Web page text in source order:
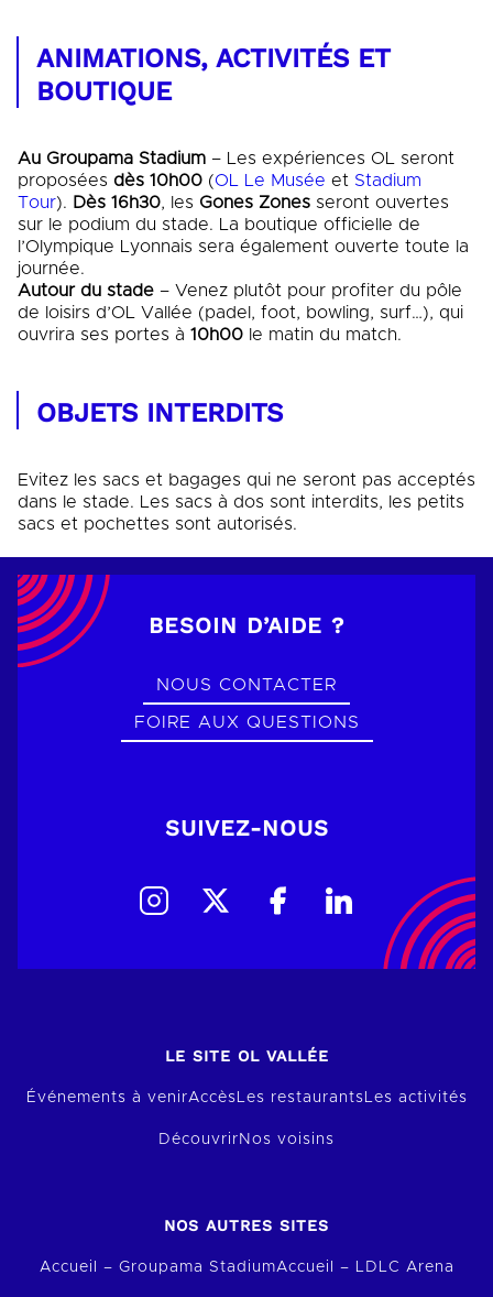
ANIMATIONS, ACTIVITÉS ET
BOUTIQUE
Au Groupama Stadium – Les expériences OL seront
proposées dès 10h00 (OL Le Musée et Stadium
Tour). Dès 16h30, les Gones Zones seront ouvertes
sur le podium du stade. La boutique officielle de
l’Olympique Lyonnais sera également ouverte toute la
journée.
Autour du stade – Venez plutôt pour profiter du pôle
de loisirs d’OL Vallée (padel, foot, bowling, surf…), qui
ouvrira ses portes à 10h00 le matin du match.
OBJETS INTERDITS
Evitez les sacs et bagages qui ne seront pas acceptés
dans le stade. Les sacs à dos sont interdits, les petits
sacs et pochettes sont autorisés.
BESOIN D’AIDE ?
NOUS CONTACTER
FOIRE AUX QUESTIONS
SUIVEZ-NOUS
LE SITE OL VALLÉE
Événements à venirAccèsLes restaurantsLes activités
Découvrir Nos voisins
NOS AUTRES SITES
Accueil – Groupama StadiumAccueil – LDLC Arena